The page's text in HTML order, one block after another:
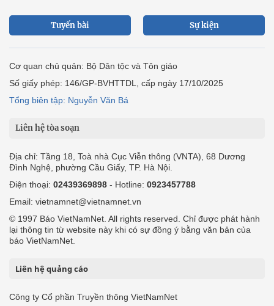
Tuyến bài Sự kiện
Cơ quan chủ quản: Bộ Dân tộc và Tôn giáo
Số giấy phép: 146/GP-BVHTTDL, cấp ngày 17/10/2025
Tổng biên tập: Nguyễn Văn Bá
Liên hệ tòa soạn
Địa chỉ: Tầng 18, Toà nhà Cục Viễn thông (VNTA), 68 Dương
Đình Nghệ, phường Cầu Giấy, TP. Hà Nội.
Điện thoại: 02439369898 - Hotline: 0923457788
Email: vietnamnet@vietnamnet.vn
© 1997 Báo VietNamNet. All rights reserved. Chỉ được phát hành
lại thông tin từ website này khi có sự đồng ý bằng văn bản của
báo VietNamNet.
Liên hệ quảng cáo
Công ty Cổ phần Truyền thông VietNamNet